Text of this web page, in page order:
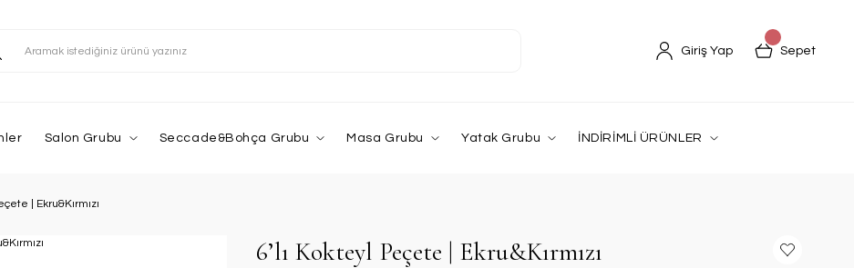
Giriş Yap Sepet
Salon Grubu Seccade&Bohça Grubu Masa Grubu Yatak Grubu İNDİRİMLİ ÜRÜNLER
| Ekru&Kırmızı
6’lı Kokteyl Peçete | Ekru&Kırmızı